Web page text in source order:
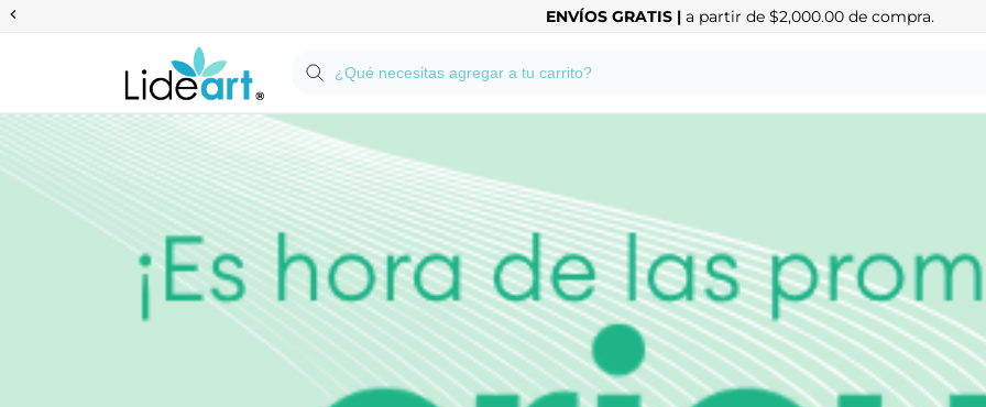
Anterior ENVÍOS GRATIS | a partir de $2,000.00 de compra.